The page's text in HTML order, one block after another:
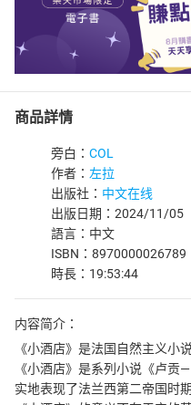
商品詳情
旁白： COL
作者： 左拉
出版社： 中文在线
出版日期：2024/11/05
語言：中文
ISBN：8970000026789
時長：19:53:44
内容简介：
《小酒店》是法国自然主义小
《小酒店》是系列小说《卢
实地表现了法兰西第二帝国时